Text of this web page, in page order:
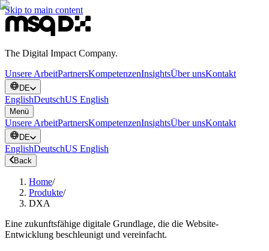
Skip to main content
The Digital Impact Company.
Unsere ArbeitPartnersKompetenzenInsightsÜber unsKontakt
DE
EnglishDeutschUS English
Menü
Unsere ArbeitPartnersKompetenzenInsightsÜber unsKontakt
DE
EnglishDeutschUS English
Back
Home/
Produkte/
DXA
Eine zukunftsfähige digitale Grundlage, die die Website-
Entwicklung beschleunigt und vereinfacht.